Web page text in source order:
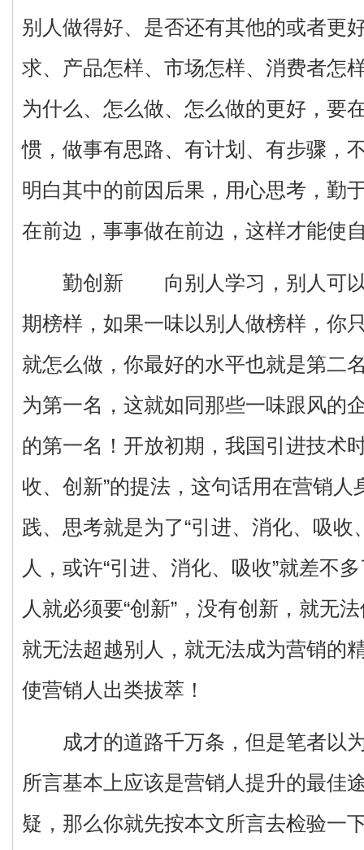
别人做得好、是否还有其他的或者更
求、产品怎样、市场怎样、消费者
为什么、怎么做、怎么做的更好，要
惯，做事有思路、有计划、有步骤，
明白其中的前因后果，用心思考，勤
在前边，事事做在前边，这样才能使
勤创新 向别人学习，别人可以
期榜样，如果一味以别人做榜样，你
就怎么做，你最好的水平也就是第二
为第一名，这就如同那些一味跟风的
的第一名！开放初期，我国引进技术
收、创新”的提法，这句话用在营销
践、思考就是为了“引进、消化、吸收
人，或许“引进、消化、吸收”就差不
人就必须要“创新”，没有创新，就无
就无法超越别人，就无法成为营销的
使营销人出类拔萃！
成才的道路千万条，但是笔者以
所言基本上应该是营销人提升的最佳
疑，那么你就先按本文所言去检验一